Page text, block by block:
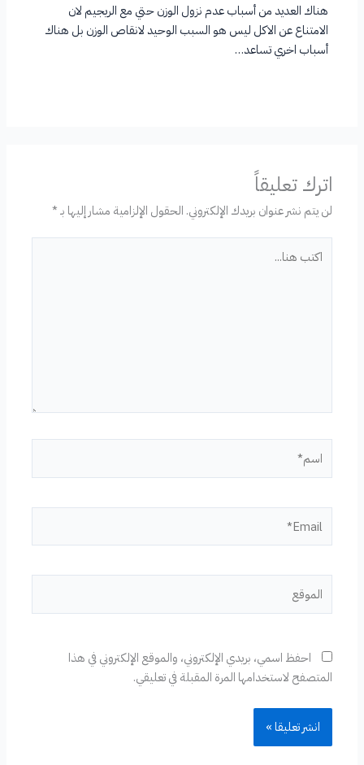
هناك العديد من أسباب عدم نزول الوزن حتي مع الريجيم لان
الامتناع عن الاكل ليس هو السبب الوحيد لانقاص الوزن بل هناك
أسباب اخري تساعد…
اترك تعليقاً
لن يتم نشر عنوان بريدك الإلكتروني. الحقول الإلزامية مشار إليها بـ*
هنا...
احفظ اسمي، بريدي الإلكتروني، والموقع الإلكتروني في هذا
المتصفح لاستخدامها المرة المقبلة في تعليقي.